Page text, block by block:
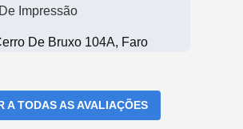
Impressão
De Bruxo 104A, Faro
A TODAS AS AVALIAÇÕES